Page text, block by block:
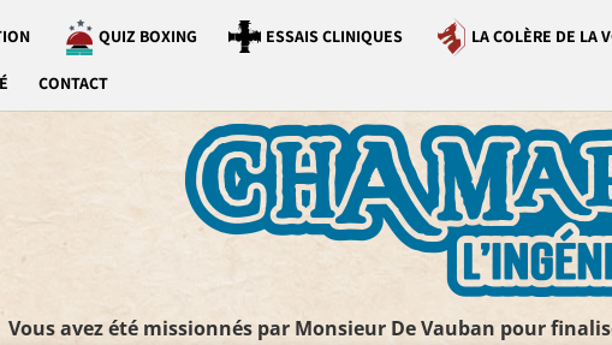
QUIZ BOXING ESSAIS CLINIQUES LA COLÈRE DE LA
CONTACT
Vous avez été missionnés par Monsieur De Vauban pour